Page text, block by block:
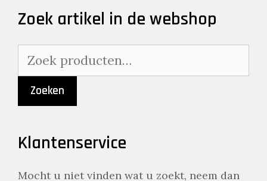
Zoek artikel in de webshop
naar:
Zoeken
Klantenservice
Mocht u niet vinden wat u zoekt, neem dan